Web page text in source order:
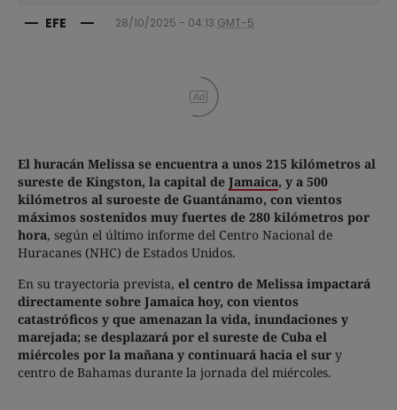
EFE 28/10/2025 - 04:13 GMT-5
Ad
El huracán Melissa se encuentra a unos 215 kilómetros al
sureste de Kingston, la capital de Jamaica, y a 500
kilómetros al suroeste de Guantánamo, con vientos
máximos sostenidos muy fuertes de 280 kilómetros por
hora, según el último informe del Centro Nacional de
Huracanes (NHC) de Estados Unidos.
En su trayectoria prevista, el centro de Melissa impactará
directamente sobre Jamaica hoy, con vientos
catastróficos y que amenazan la vida, inundaciones y
marejada; se desplazará por el sureste de Cuba el
miércoles por la mañana y continuará hacia el sur y
centro de Bahamas durante la jornada del miércoles.